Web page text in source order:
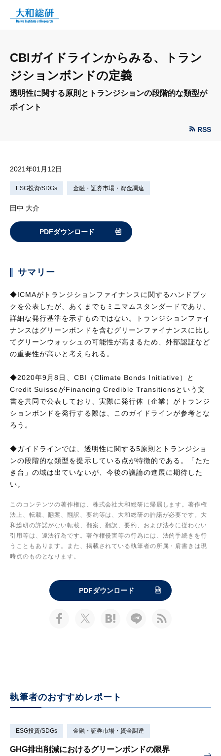
CBIガイドラインからみる、トラン
ジションボンドの定義
透明性に関する原則とトランジションの段階的な類型が
ポイント
RSS
2021年01月12日
ESG投資/SDGs 金融・証券市場・資金調達
田中 大介
PDFダウンロード
サマリー
◆ICMAがトランジションファイナンスに関するハンドブッ
クを公表したが、あくまでもミニマムスタンダードであり、
詳細な発行基準を示すものではない。トランジションファイ
ナンスはグリーンボンドを含むグリーンファイナンスに比し
てグリーンウォッシュの可能性が高まるため、外部認証など
の重要性が高いと考えられる。
◆2020年9月8日、CBI（Climate Bonds Initiative）と
Credit SuisseがFinancing Credible Transitionsという文
書を共同で公表しており、実際に発行体（企業）がトランジ
ションボンドを発行する際は、このガイドラインが参考とな
ろう。
◆ガイドラインでは、透明性に関する5原則とトランジショ
ンの段階的な類型を提示している点が特徴的である。「たた
き台」の域は出ていないが、今後の議論の進展に期待した
い。
このコンテンツの著作権は、株式会社大和総研に帰属します。著作権
法上、転載、翻案、翻訳、要約等は、大和総研の許諾が必要です。大
和総研の許諾がない転載、翻案、翻訳、要約、および法令に従わない
引用等は、違法行為です。著作権侵害等の行為には、法的手続きを行
うこともあります。また、掲載されている執筆者の所属・肩書きは現
時点のものとなります。
PDFダウンロード
執筆者のおすすめレポート
ESG投資/SDGs 金融・証券市場・資金調達
GHG排出削減におけるグリーンボンドの限界